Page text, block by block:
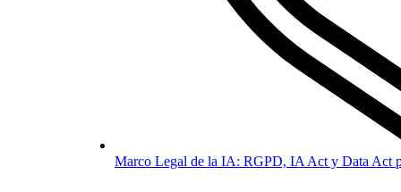
Marco Legal de la IA: RGPD, IA Act y Data Act